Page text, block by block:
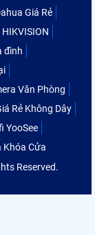
Giá Rẻ
đình
Văn Phòng
Rẻ Không Dây
YooSee
Khóa Cửa
Reserved.